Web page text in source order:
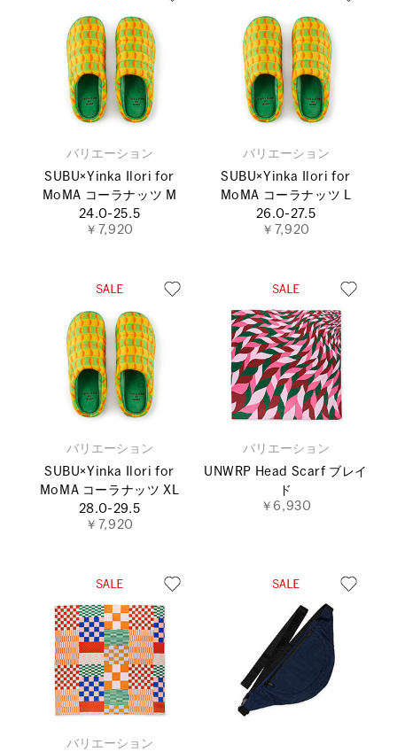
バリエーション
SUBU×Yinka Ilori for
MoMA コーラナッツ M
24.0-25.5
￥7,920
バリエーション
SUBU×Yinka Ilori for
MoMA コーラナッツ L
26.0-27.5
￥7,920
バリエーション
SUBU×Yinka Ilori for
MoMA コーラナッツ XL
28.0-29.5
￥7,920
バリエーション
UNWRP Head Scarf ブレイ
ド
￥6,930
バリエーション